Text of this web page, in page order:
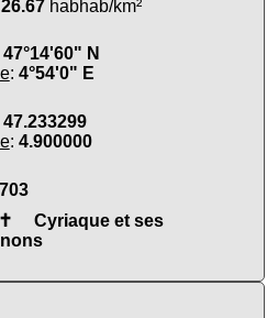
26.67habhab/km²
47°14'60" N
: 4°54'0" E
47.233299
: 4.900000
✝ Cyriaque et ses